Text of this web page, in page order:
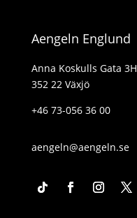
Aengeln Englund
Anna Koskulls Gata 3H
352 22 Växjö
+46 73-056 36 00
aengeln@aengeln.se